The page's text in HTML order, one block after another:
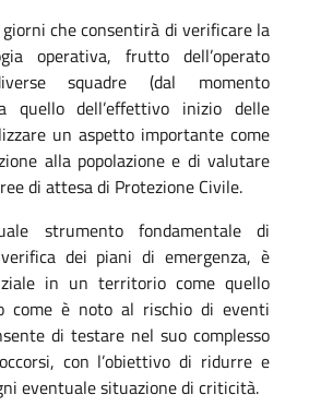
che consentirà di verificare la
operativa, frutto dell’operato
squadre (dal momento
quello dell’effettivo inizio delle
un aspetto importante come
alla popolazione e di valutare
di attesa di Protezione Civile.
strumento fondamentale di
dei piani di emergenza, è
in un territorio come quello
come è noto al rischio di eventi
di testare nel suo complesso
con l’obiettivo di ridurre e
eventuale situazione di criticità.